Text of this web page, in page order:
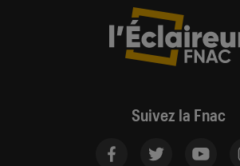
Suivez la Fnac